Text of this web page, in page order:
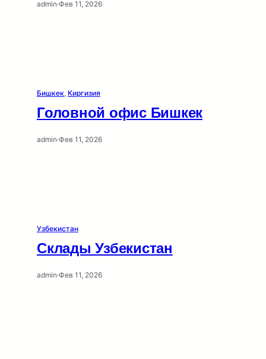
admin·Фев 11, 2026
Бишкек, Киргизия
Головной офис Бишкек
admin·Фев 11, 2026
Узбекистан
Склады Узбекистан
admin·Фев 11, 2026